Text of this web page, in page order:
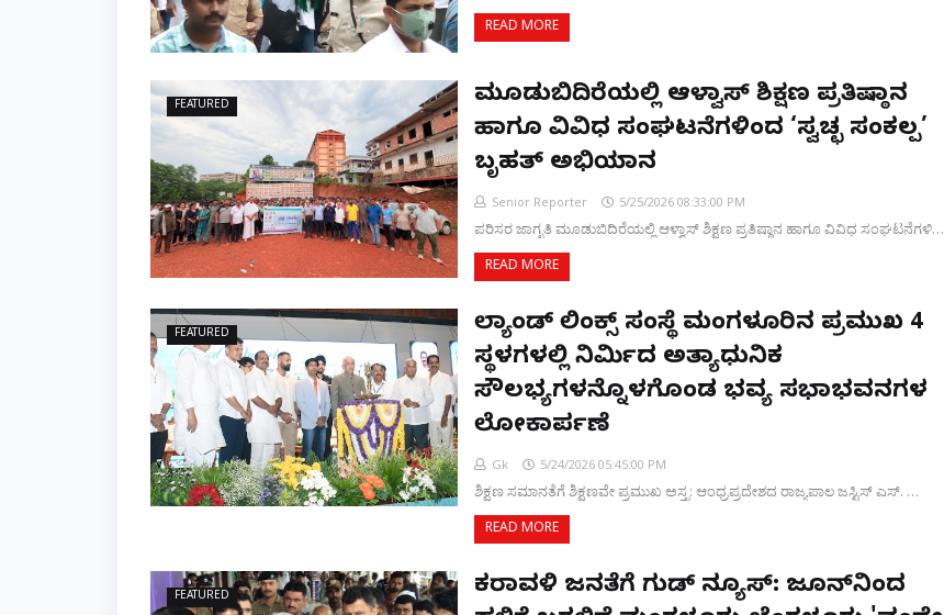
READ MORE
FEATURED
ಮೂಡುಬಿದಿರೆಯಲ್ಲಿ ಆಳ್ವಾಸ್ ಶಿಕ್ಷಣ ಪ್ರತಿಷ್ಠಾನ
ಹಾಗೂ ವಿವಿಧ ಸಂಘಟನೆಗಳಿಂದ ‘ಸ್ವಚ್ಛ ಸಂಕಲ್ಪ’
ಬೃಹತ್ ಅಭಿಯಾನ
Senior Reporter 5/25/2026 08:33:00 PM
ಪರಿಸರ ಜಾಗೃತಿ ಮೂಡುಬಿದಿರೆಯಲ್ಲಿ ಆಳ್ವಾಸ್ ಶಿಕ್ಷಣ ಪ್ರತಿಷ್ಠಾನ ಹಾಗೂ ವಿವಿಧ ಸಂಘಟನೆಗಳಿ…
READ MORE
FEATURED
ಲ್ಯಾಂಡ್ ಲಿಂಕ್ಸ್ ಸಂಸ್ಥೆ ಮಂಗಳೂರಿನ ಪ್ರಮುಖ 4
ಸ್ಥಳಗಳಲ್ಲಿ ನಿರ್ಮಿಸಿದ ಅತ್ಯಾಧುನಿಕ
ಸೌಲಭ್ಯಗಳನ್ನೊಳಗೊಂಡ ಭವ್ಯ ಸಭಾಭವನಗಳ
ಲೋಕಾರ್ಪಣೆ
Gk 5/24/2026 05:45:00 PM
ಶಿಕ್ಷಣ ಸಮಾನತೆಗೆ ಶಿಕ್ಷಣವೇ ಪ್ರಮುಖ ಅಸ್ತ್ರ: ಆಂಧ್ರಪ್ರದೇಶದ ರಾಜ್ಯಪಾಲ ಜಸ್ಟಿಸ್ ಎಸ್. …
READ MORE
FEATURED
ಕರಾವಳಿ ಜನತೆಗೆ ಗುಡ್ ನ್ಯೂಸ್: ಜೂನ್‌ನಿಂದ